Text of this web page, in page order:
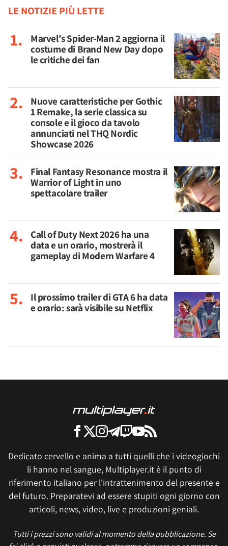
LE NOTIZIE PIÙ LETTE
Marvel's Spider-Man 2 aggiorna il
costume di Brand New Day dopo
le critiche dei fan
Nuove caratteristiche per Gothic
1 Remake, la serie classica su
console e il gioco da tavolo
annunciati nel THQ Nordic
Showcase 2026
Final Fantasy Resonance mostra il
Warrior of Light in uno
spettacolare trailer
Call of Duty Next 2026 ha una
data e un orario, mostrerà il
gameplay di Modern Warfare 4
Il prossimo trailer di GTA 6 ha data
e orario: sarà visibile su Netflix
Dedicato cervello e anima a tutti quelli che i videogiochi
li hanno nel sangue, Multiplayer.it è il punto di
riferimento italiano per l'intrattenimento del presente e
del futuro. Preparatevi ad essere stupiti ogni giorno con
articoli, news, video, live e produzioni geniali.
Tutti i prezzi sono validi al momento della pubblicazione. Se